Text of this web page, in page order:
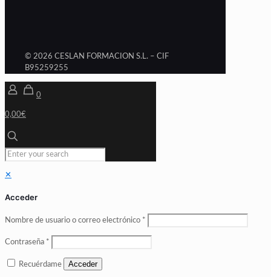
© 2026 CESLAN FORMACION S.L. – CIF
B95259255
0
0,00€
✕
Acceder
Nombre de usuario o correo electrónico *
Contraseña *
Recuérdame Acceder